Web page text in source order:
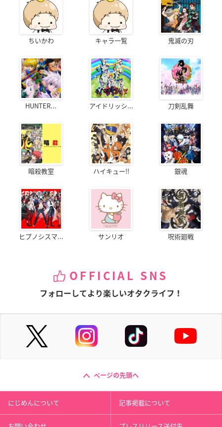
ちいかわ キャラ一覧 鬼滅の刃
HUNTER... アイドリッシ... 刀剣乱舞
暗殺教室 ハイキュー!! 銀魂
ヒプノシスマ... サンリオ 呪術廻戦
OFFICIAL SNS
フォローしてより楽しいオタクライフ！
ページの先頭へ
にじめんについて 記事掲載について